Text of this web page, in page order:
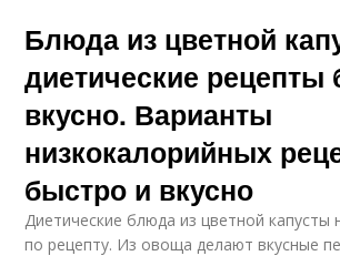
Блюда из цветной
диетические рецепты
вкусно. Варианты
низкокалорийных
быстро и вкусно
Диетические блюда из цветной капусты
по рецепту. Из овоща делают вкусные